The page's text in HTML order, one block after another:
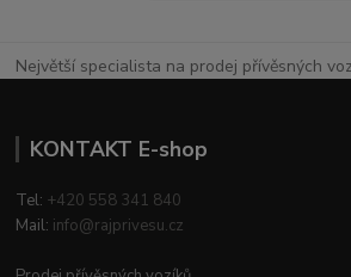
Největší specialista na prodej přívěsných
KONTAKT E-shop
Tel: +420 558 341 840
Mail: info@rajprivesu.cz